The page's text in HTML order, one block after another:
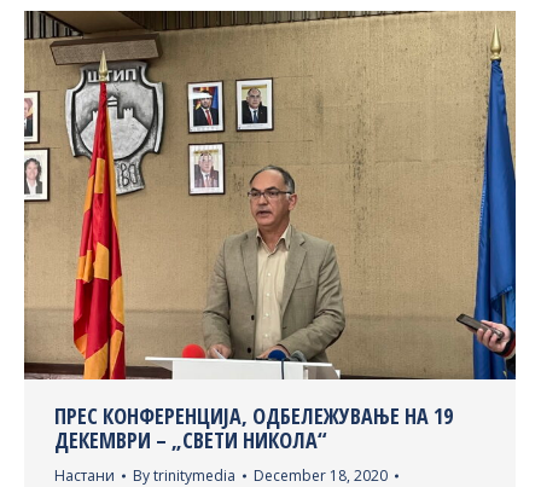
ПРЕС КОНФЕРЕНЦИЈА, ОДБЕЛЕЖУВАЊЕ НА 19
ДЕКЕМВРИ – „СВЕТИ НИКОЛА“
Настани Bytrinitymedia
December 18, 2020